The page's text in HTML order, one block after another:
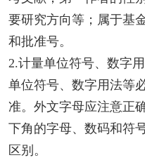
要研究方向等；属于基
和批准号。
2.计量单位符号、数字
单位符号、数字用法等
准。外文字母应注意正
下角的字母、数码和符
区别。